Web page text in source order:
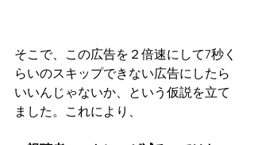
そこで、この広告を２倍速にして7秒く
らいのスキップできない広告にしたら
いいんじゃないか、という仮説を立て
ました。これにより、